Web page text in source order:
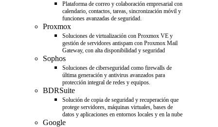
Plataforma de correo y colaboración empresarial con
calendario, contactos, tareas, sincronización móvil y
funciones avanzadas de seguridad.
Proxmox
Soluciones de virtualización con Proxmox VE y
gestión de servidores antispam con Proxmox Mail
Gateway, con alta disponibilidad y seguridad
Sophos
Soluciones de ciberseguridad como firewalls de
última generación y antivirus avanzados para
protección integral de redes y equipos.
BDRSuite
Solución de copia de seguridad y recuperación que
protege servidores, máquinas virtuales, bases de
datos y aplicaciones en entornos locales y en la nube
Google